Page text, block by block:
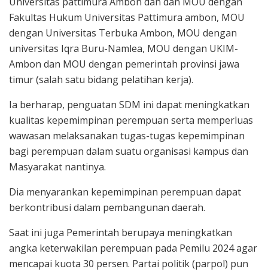
Fakultas Hukum Universitas Pattimura ambon, MOU
dengan Universitas Terbuka Ambon, MOU dengan
universitas Iqra Buru-Namlea, MOU dengan UKIM-
Ambon dan MOU dengan pemerintah provinsi jawa
timur (salah satu bidang pelatihan kerja).
Ia berharap, penguatan SDM ini dapat meningkatkan
kualitas kepemimpinan perempuan serta memperluas
wawasan melaksanakan tugas-tugas kepemimpinan
bagi perempuan dalam suatu organisasi kampus dan
Masyarakat nantinya.
Dia menyarankan kepemimpinan perempuan dapat
berkontribusi dalam pembangunan daerah.
Saat ini juga Pemerintah berupaya meningkatkan
angka keterwakilan perempuan pada Pemilu 2024 agar
mencapai kuota 30 persen. Partai politik (parpol) pun